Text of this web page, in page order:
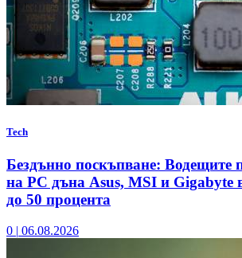
Tech
Бездънно поскъпване: Водещите
на РС дъна Asus, MSI и Gigabyte
до 50 процента
0 | 06.08.2026